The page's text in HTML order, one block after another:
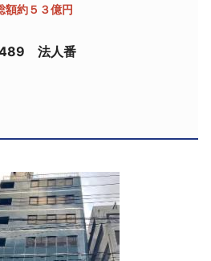
るご質問
額約５３億円
法人番